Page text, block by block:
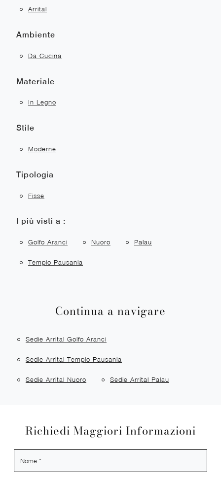
Arrital
Ambiente
Da Cucina
Materiale
In Legno
Stile
Moderne
Tipologia
Fisse
I più visti a :
Golfo Aranci Nuoro Palau
Tempio Pausania
Continua a navigare
Sedie Arrital Golfo Aranci
Sedie Arrital Tempio Pausania
Sedie Arrital Nuoro Sedie Arrital Palau
Richiedi Maggiori Informazioni